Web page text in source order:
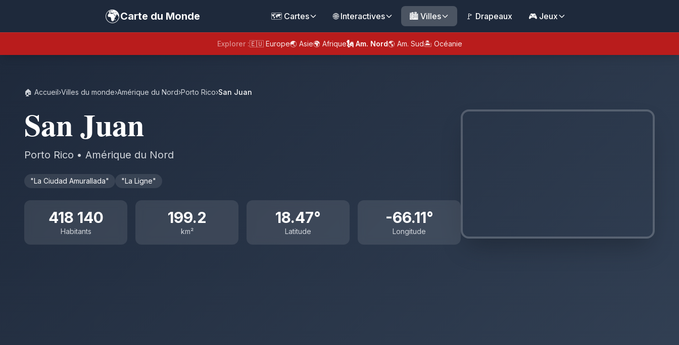
🌍Carte du Monde 🗺️ Cartes 🌐 Interactives 🏙️ Villes 🚩 Drapeaux 🎮 Jeux
Explorer :🇪🇺 Europe🌏 Asie🌍 Afrique🗽 Am. Nord🌎 Am. Sud🏝️ Océanie
🏠 Accueil›Villes du monde›Amérique du Nord›Porto Rico›San Juan
San Juan
Porto Rico • Amérique du Nord
"La Ciudad Amurallada" "La Ligne"
418 140
Habitants
199.2
km²
18.47°
Latitude
-66.11°
Longitude